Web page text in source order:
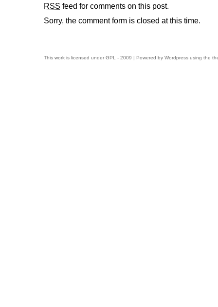
RSS feed for comments on this post.
Sorry, the comment form is closed at this time.
This work is licensed under GPL - 2009 | Powered by Wordpress using the